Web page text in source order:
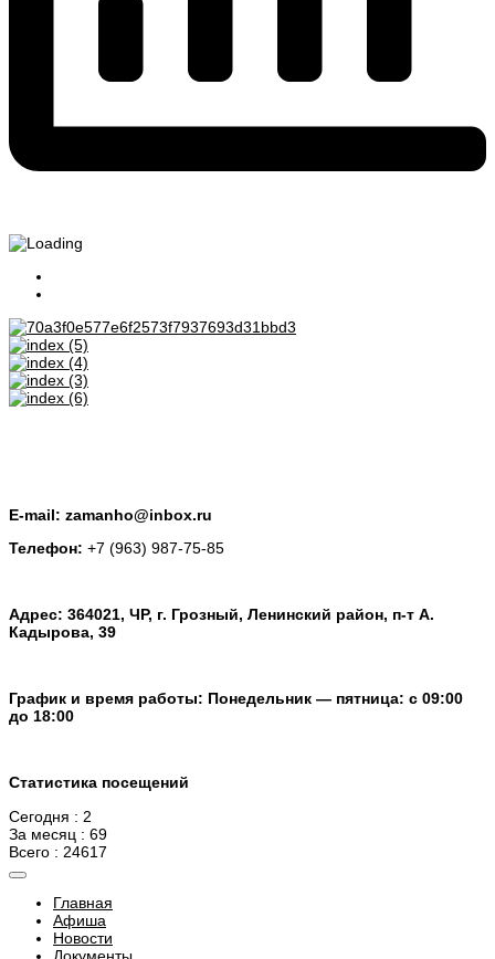
E-mail: zamanho@inbox.ru
Телефон: +7 (963) 987-75-85
Адрес: 364021, ЧР, г. Грозный, Ленинский район, п-т А.
Кадырова, 39
График и время работы: Понедельник — пятница: с 09:00
до 18:00
Статистика посещений
Сегодня : 2
За месяц : 69
Всего : 24617
Главная
Афиша
Новости
Документы